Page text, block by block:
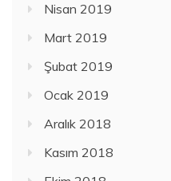
Nisan 2019
Mart 2019
Şubat 2019
Ocak 2019
Aralık 2018
Kasım 2018